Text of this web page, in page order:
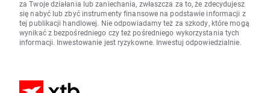
za Twoje działania lub zaniechania, zwłaszcza za to, że zdecydujesz
się nabyć lub zbyć instrumenty finansowe na podstawie informacji z
tej publikacji handlowej. Nie odpowiadamy też za szkody, które mogą
wynikać z bezpośredniego czy też pośredniego wykorzystania tych
informacji. Inwestowanie jest ryzykowne. Inwestuj odpowiedzialnie.